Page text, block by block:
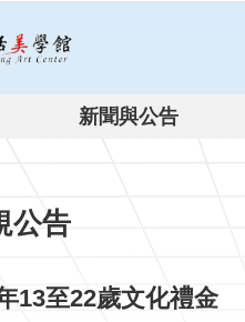
新聞與公告
公告
13至22歲文化禮金